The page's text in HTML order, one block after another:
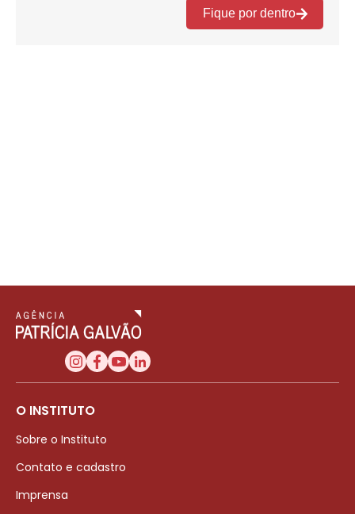
O INSTITUTO
Sobre o Instituto
Contato e cadastro
Imprensa